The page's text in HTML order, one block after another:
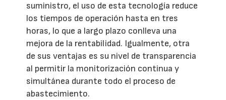
suministro, el uso de esta tecnología reduce
los tiempos de operación hasta en tres
horas, lo que a largo plazo conlleva una
mejora de la rentabilidad. Igualmente, otra
de sus ventajas es su nivel de transparencia
al permitir la monitorización continua y
simultánea durante todo el proceso de
abastecimiento.